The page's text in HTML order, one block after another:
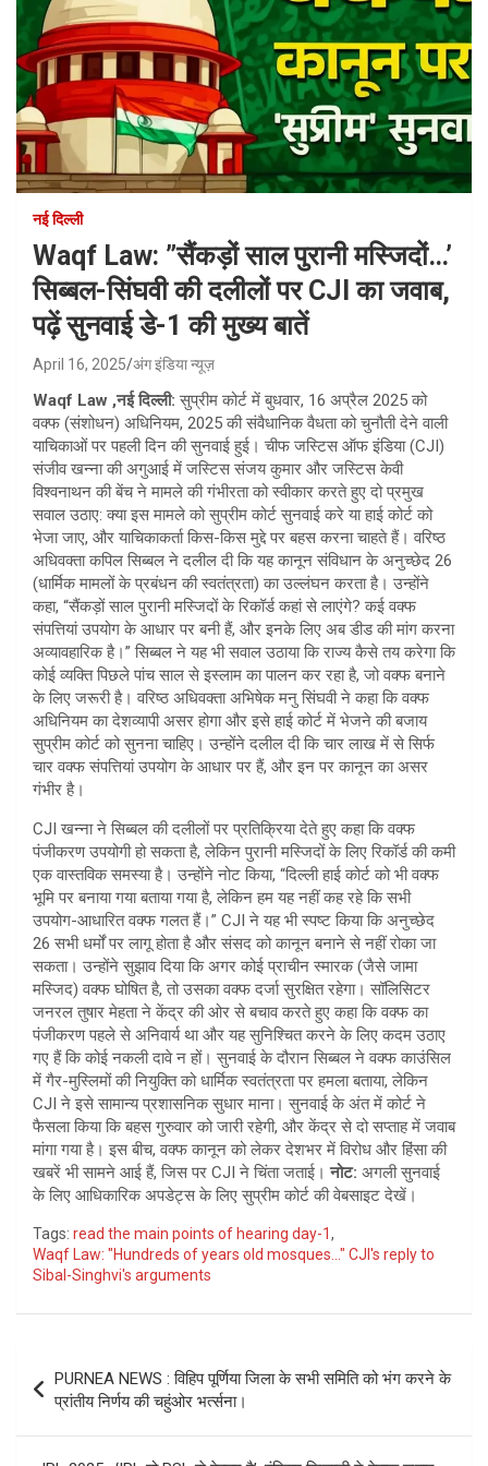
नई दिल्ली
Waqf Law: ”सैंकड़ों साल पुरानी मस्जिदों…’
सिब्बल-सिंघवी की दलीलों पर CJI का जवाब,
पढ़ें सुनवाई डे-1 की मुख्य बातें
April 16, 2025 अंग इंडिया न्यूज़
Waqf Law ,नई दिल्ली: सुप्रीम कोर्ट में बुधवार, 16 अप्रैल 2025 को
वक्फ (संशोधन) अधिनियम, 2025 की संवैधानिक वैधता को चुनौती देने वाली
याचिकाओं पर पहली दिन की सुनवाई हुई। चीफ जस्टिस ऑफ इंडिया (CJI)
संजीव खन्ना की अगुआई में जस्टिस संजय कुमार और जस्टिस केवी
विश्वनाथन की बेंच ने मामले की गंभीरता को स्वीकार करते हुए दो प्रमुख
सवाल उठाए: क्या इस मामले को सुप्रीम कोर्ट सुनवाई करे या हाई कोर्ट को
भेजा जाए, और याचिकाकर्ता किस-किस मुद्दे पर बहस करना चाहते हैं। वरिष्ठ
अधिवक्ता कपिल सिब्बल ने दलील दी कि यह कानून संविधान के अनुच्छेद 26
(धार्मिक मामलों के प्रबंधन की स्वतंत्रता) का उल्लंघन करता है। उन्होंने
कहा, “सैंकड़ों साल पुरानी मस्जिदों के रिकॉर्ड कहां से लाएंगे? कई वक्फ
संपत्तियां उपयोग के आधार पर बनी हैं, और इनके लिए अब डीड की मांग करना
अव्यावहारिक है।” सिब्बल ने यह भी सवाल उठाया कि राज्य कैसे तय करेगा कि
कोई व्यक्ति पिछले पांच साल से इस्लाम का पालन कर रहा है, जो वक्फ बनाने
के लिए जरूरी है। वरिष्ठ अधिवक्ता अभिषेक मनु सिंघवी ने कहा कि वक्फ
अधिनियम का देशव्यापी असर होगा और इसे हाई कोर्ट में भेजने की बजाय
सुप्रीम कोर्ट को सुनना चाहिए। उन्होंने दलील दी कि चार लाख में से सिर्फ
चार वक्फ संपत्तियां उपयोग के आधार पर हैं, और इन पर कानून का असर
गंभीर है।
CJI खन्ना ने सिब्बल की दलीलों पर प्रतिक्रिया देते हुए कहा कि वक्फ
पंजीकरण उपयोगी हो सकता है, लेकिन पुरानी मस्जिदों के लिए रिकॉर्ड की कमी
एक वास्तविक समस्या है। उन्होंने नोट किया, “दिल्ली हाई कोर्ट को भी वक्फ
भूमि पर बनाया गया बताया गया है, लेकिन हम यह नहीं कह रहे कि सभी
उपयोग-आधारित वक्फ गलत हैं।” CJI ने यह भी स्पष्ट किया कि अनुच्छेद
26 सभी धर्मों पर लागू होता है और संसद को कानून बनाने से नहीं रोका जा
सकता। उन्होंने सुझाव दिया कि अगर कोई प्राचीन स्मारक (जैसे जामा
मस्जिद) वक्फ घोषित है, तो उसका वक्फ दर्जा सुरक्षित रहेगा। सॉलिसिटर
जनरल तुषार मेहता ने केंद्र की ओर से बचाव करते हुए कहा कि वक्फ का
पंजीकरण पहले से अनिवार्य था और यह सुनिश्चित करने के लिए कदम उठाए
गए हैं कि कोई नकली दावे न हों। सुनवाई के दौरान सिब्बल ने वक्फ काउंसिल
में गैर-मुस्लिमों की नियुक्ति को धार्मिक स्वतंत्रता पर हमला बताया, लेकिन
CJI ने इसे सामान्य प्रशासनिक सुधार माना। सुनवाई के अंत में कोर्ट ने
फैसला किया कि बहस गुरुवार को जारी रहेगी, और केंद्र से दो सप्ताह में जवाब
मांगा गया है। इस बीच, वक्फ कानून को लेकर देशभर में विरोध और हिंसा की
खबरें भी सामने आई हैं, जिस पर CJI ने चिंता जताई।नोट: अगली सुनवाई
के लिए आधिकारिक अपडेट्स के लिए सुप्रीम कोर्ट की वेबसाइट देखें।
Tags: read the main points of hearing day-1,
Waqf Law: "Hundreds of years old mosques..." CJI's reply to
Sibal-Singhvi's arguments
navigation
PURNEA NEWS : विहिप पूर्णिया जिला के सभी समिति को भंग करने के
प्रांतीय निर्णय की चहुंओर भर्त्सना।